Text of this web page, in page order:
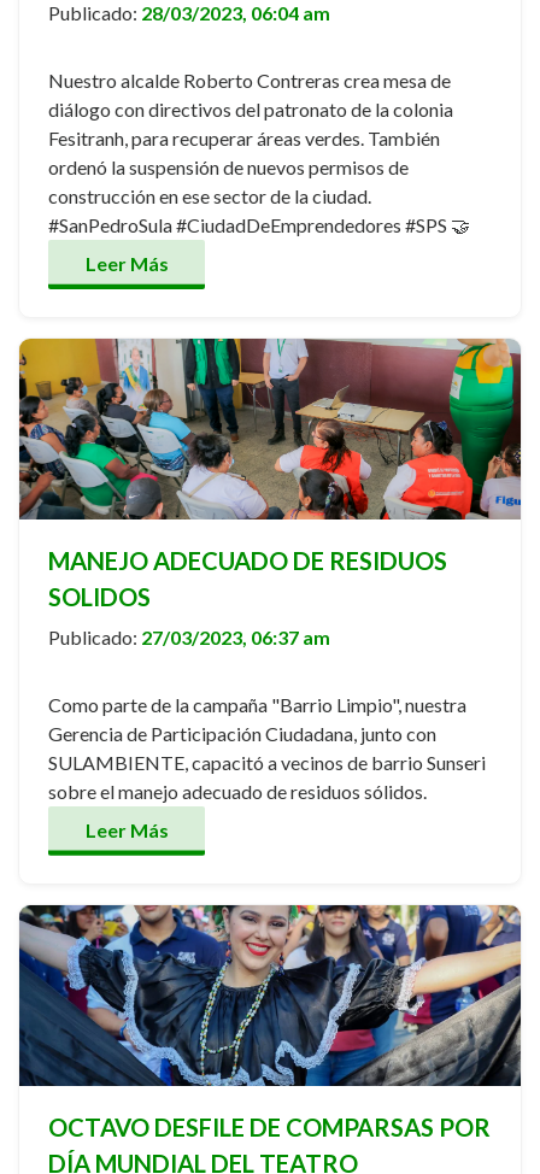
Publicado: 28/03/2023, 06:04 am
Nuestro alcalde Roberto Contreras crea mesa de
diálogo con directivos del patronato de la colonia
Fesitranh, para recuperar áreas verdes. También
ordenó la suspensión de nuevos permisos de
construcción en ese sector de la ciudad.
#SanPedroSula #CiudadDeEmprendedores #SPS 🤝
Leer Más
MANEJO ADECUADO DE RESIDUOS
SOLIDOS
Publicado: 27/03/2023, 06:37 am
Como parte de la campaña "Barrio Limpio", nuestra
Gerencia de Participación Ciudadana, junto con
SULAMBIENTE, capacitó a vecinos de barrio Sunseri
sobre el manejo adecuado de residuos sólidos.
Leer Más
OCTAVO DESFILE DE COMPARSAS POR
DÍA MUNDIAL DEL TEATRO